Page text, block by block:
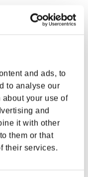
and ads, to
to analyse our
your use of
and
it with other
them or that
their services.